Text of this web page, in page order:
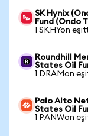
SK Hynix
Fund (Ondo
1 SKHYon
Roundhill
States Oil
1 DRAMon
Palo Alto
States Oil
1 PANWon